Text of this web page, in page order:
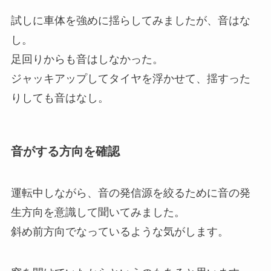
試しに車体を強めに揺らしてみましたが、音はな
し。
足回りからも音はしなかった。
ジャッキアップしてタイヤを浮かせて、揺すった
りしても音はなし。
音がする方向を確認
運転中しながら、音の発信源を絞るために音の発
生方向を意識して聞いてみました。
斜め前方向でなっているような気がします。